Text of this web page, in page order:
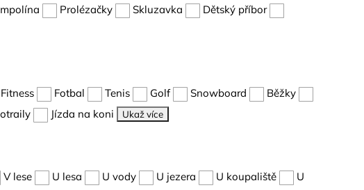
Prolézačky Skluzavka
Dětský příbor
Fitness Fotbal Tenis Golf Snowboard
Běžky
Jízda na koni Ukaž více
V lese U lesa U vody U jezera U koupaliště
U